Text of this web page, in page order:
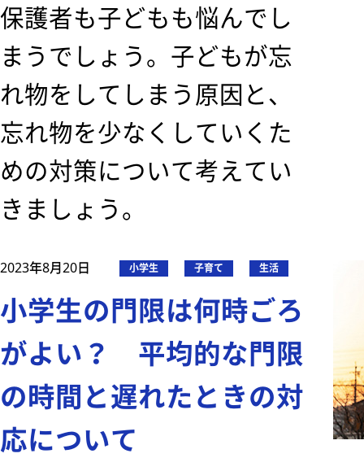
保護者も子どもも悩んでし
まうでしょう。子どもが忘
れ物をしてしまう原因と、
忘れ物を少なくしていくた
めの対策について考えてい
きましょう。
2023年8月20日 小学生 子育て 生活
小学生の門限は何時ごろ
がよい？ 平均的な門限
の時間と遅れたときの対
応について